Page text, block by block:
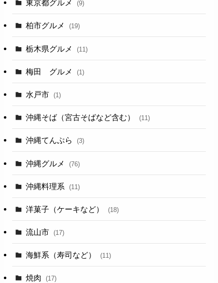
東京都グルメ (9)
柏市グルメ (19)
栃木県グルメ (11)
梅田 グルメ (1)
水戸市 (1)
沖縄そば（宮古そばなど含む） (11)
沖縄てんぷら (3)
沖縄グルメ (76)
沖縄料理系 (11)
洋菓子（ケーキなど） (18)
流山市 (17)
海鮮系（寿司など） (11)
焼肉 (17)